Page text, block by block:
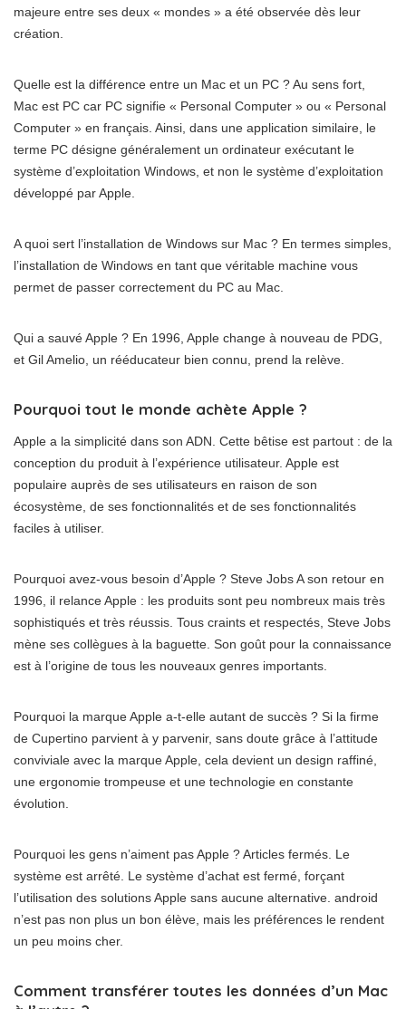
majeure entre ses deux « mondes » a été observée dès leur
création.
Quelle est la différence entre un Mac et un PC ? Au sens fort,
Mac est PC car PC signifie « Personal Computer » ou « Personal
Computer » en français. Ainsi, dans une application similaire, le
terme PC désigne généralement un ordinateur exécutant le
système d’exploitation Windows, et non le système d’exploitation
développé par Apple.
A quoi sert l’installation de Windows sur Mac ? En termes simples,
l’installation de Windows en tant que véritable machine vous
permet de passer correctement du PC au Mac.
Qui a sauvé Apple ? En 1996, Apple change à nouveau de PDG,
et Gil Amelio, un rééducateur bien connu, prend la relève.
Pourquoi tout le monde achète Apple ?
Apple a la simplicité dans son ADN. Cette bêtise est partout : de la
conception du produit à l’expérience utilisateur. Apple est
populaire auprès de ses utilisateurs en raison de son
écosystème, de ses fonctionnalités et de ses fonctionnalités
faciles à utiliser.
Pourquoi avez-vous besoin d’Apple ? Steve Jobs A son retour en
1996, il relance Apple : les produits sont peu nombreux mais très
sophistiqués et très réussis. Tous craints et respectés, Steve Jobs
mène ses collègues à la baguette. Son goût pour la connaissance
est à l’origine de tous les nouveaux genres importants.
Pourquoi la marque Apple a-t-elle autant de succès ? Si la firme
de Cupertino parvient à y parvenir, sans doute grâce à l’attitude
conviviale avec la marque Apple, cela devient un design raffiné,
une ergonomie trompeuse et une technologie en constante
évolution.
Pourquoi les gens n’aiment pas Apple ? Articles fermés. Le
système est arrêté. Le système d’achat est fermé, forçant
l’utilisation des solutions Apple sans aucune alternative. android
n’est pas non plus un bon élève, mais les préférences le rendent
un peu moins cher.
Comment transférer toutes les données d’un Mac